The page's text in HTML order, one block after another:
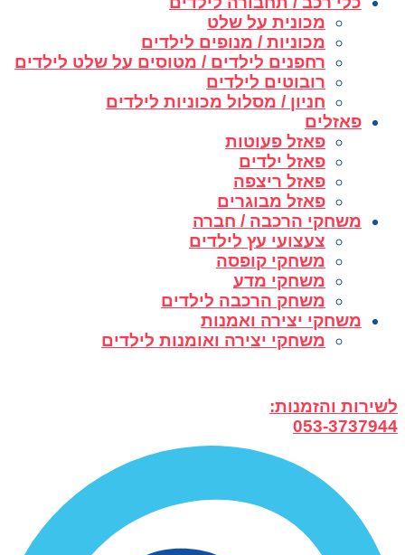
מכונית על שלט
מכוניות / מנופים לילדים
רחפנים לילדים / מטוסים על שלט לילדים
רובוטים לילדים
חניון / מסלול מכוניות לילדים
פאזלים
פאזל פעוטות
פאזל ילדים
פאזל ריצפה
פאזל מבוגרים
משחקי הרכבה / חברה
צעצועי עץ לילדים
משחקי קופסה
משחקי מדע
משחק הרכבה לילדים
משחקי יצירה ואמנות
משחקי יצירה ואומנות לילדים
לשירות והזמנות:
053-3737944